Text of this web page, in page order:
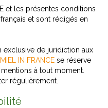
et les présentes conditions
et sont rédigés en
exclusive de juridiction aux
MIEL IN FRANCE se réserve
à tout moment.
régulièrement.